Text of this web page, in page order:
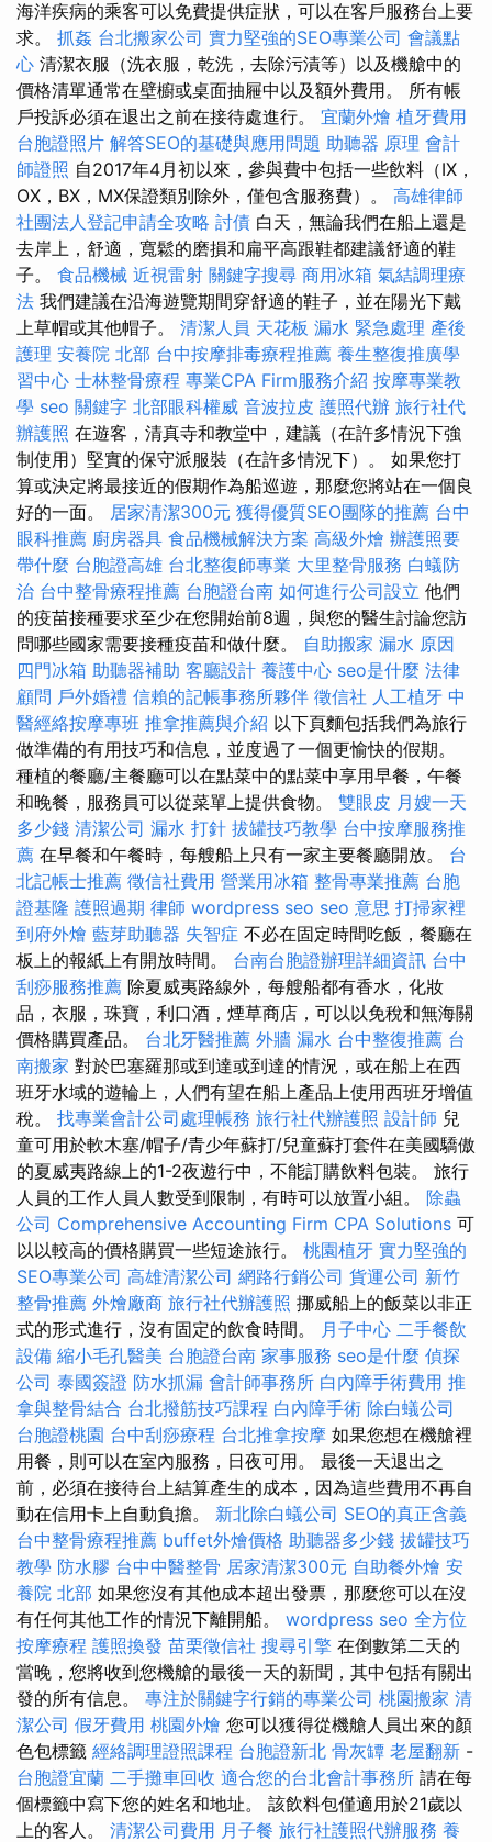
海洋疾病的乘客可以免費提供症狀，可以在客戶服務台上要
求。 抓姦 台北搬家公司 實力堅強的SEO專業公司 會議點
心 清潔衣服（洗衣服，乾洗，去除污漬等）以及機艙中的
價格清單通常在壁櫥或桌面抽屜中以及額外費用。 所有帳
戶投訴必須在退出之前在接待處進行。 宜蘭外燴 植牙費用
台胞證照片 解答SEO的基礎與應用問題 助聽器 原理 會計
師證照 自2017年4月初以來，參與費中包括一些飲料（IX，
OX，BX，MX保證類別除外，僅包含服務費）。 高雄律師
社團法人登記申請全攻略 討債 白天，無論我們在船上還是
去岸上，舒適，寬鬆的磨損和扁平高跟鞋都建議舒適的鞋
子。 食品機械 近視雷射 關鍵字搜尋 商用冰箱 氣結調理療
法 我們建議在沿海遊覽期間穿舒適的鞋子，並在陽光下戴
上草帽或其他帽子。 清潔人員 天花板 漏水 緊急處理 產後
護理 安養院 北部 台中按摩排毒療程推薦 養生整復推廣學
習中心 士林整骨療程 專業CPA Firm服務介紹 按摩專業教
學 seo 關鍵字 北部眼科權威 音波拉皮 護照代辦 旅行社代
辦護照 在遊客，清真寺和教堂中，建議（在許多情況下強
制使用）堅實的保守派服裝（在許多情況下）。 如果您打
算或決定將最接近的假期作為船巡遊，那麼您將站在一個良
好的一面。 居家清潔300元 獲得優質SEO團隊的推薦 台中
眼科推薦 廚房器具 食品機械解決方案 高級外燴 辦護照要
帶什麼 台胞證高雄 台北整復師專業 大里整骨服務 白蟻防
治 台中整骨療程推薦 台胞證台南 如何進行公司設立 他們
的疫苗接種要求至少在您開始前8週，與您的醫生討論您訪
問哪些國家需要接種疫苗和做什麼。 自助搬家 漏水 原因
四門冰箱 助聽器補助 客廳設計 養護中心 seo是什麼 法律
顧問 戶外婚禮 信賴的記帳事務所夥伴 徵信社 人工植牙 中
醫經絡按摩專班 推拿推薦與介紹 以下頁麵包括我們為旅行
做準備的有用技巧和信息，並度過了一個更愉快的假期。
種植的餐廳/主餐廳可以在點菜中的點菜中享用早餐，午餐
和晚餐，服務員可以從菜單上提供食物。 雙眼皮 月嫂一天
多少錢 清潔公司 漏水 打針 拔罐技巧教學 台中按摩服務推
薦 在早餐和午餐時，每艘船上只有一家主要餐廳開放。 台
北記帳士推薦 徵信社費用 營業用冰箱 整骨專業推薦 台胞
證基隆 護照過期 律師 wordpress seo seo 意思 打掃家裡
到府外燴 藍芽助聽器 失智症 不必在固定時間吃飯，餐廳在
板上的報紙上有開放時間。 台南台胞證辦理詳細資訊 台中
刮痧服務推薦 除夏威夷路線外，每艘船都有香水，化妝
品，衣服，珠寶，利口酒，煙草商店，可以以免稅和無海關
價格購買產品。 台北牙醫推薦 外牆 漏水 台中整復推薦 台
南搬家 對於巴塞羅那或到達或到達的情況，或在船上在西
班牙水域的遊輪上，人們有望在船上產品上使用西班牙增值
稅。 找專業會計公司處理帳務 旅行社代辦護照 設計師 兒
童可用於軟木塞/帽子/青少年蘇打/兒童蘇打套件在美國驕傲
的夏威夷路線上的1-2夜遊行中，不能訂購飲料包裝。 旅行
人員的工作人員人數受到限制，有時可以放置小組。 除蟲
公司 Comprehensive Accounting Firm CPA Solutions 可
以以較高的價格購買一些短途旅行。 桃園植牙 實力堅強的
SEO專業公司 高雄清潔公司 網路行銷公司 貨運公司 新竹
整骨推薦 外燴廠商 旅行社代辦護照 挪威船上的飯菜以非正
式的形式進行，沒有固定的飲食時間。 月子中心 二手餐飲
設備 縮小毛孔醫美 台胞證台南 家事服務 seo是什麼 偵探
公司 泰國簽證 防水抓漏 會計師事務所 白內障手術費用 推
拿與整骨結合 台北撥筋技巧課程 白內障手術 除白蟻公司
台胞證桃園 台中刮痧療程 台北推拿按摩 如果您想在機艙裡
用餐，則可以在室內服務，日夜可用。 最後一天退出之
前，必須在接待台上結算產生的成本，因為這些費用不再自
動在信用卡上自動負擔。 新北除白蟻公司 SEO的真正含義
台中整骨療程推薦 buffet外燴價格 助聽器多少錢 拔罐技巧
教學 防水膠 台中中醫整骨 居家清潔300元 自助餐外燴 安
養院 北部 如果您沒有其他成本超出發票，那麼您可以在沒
有任何其他工作的情況下離開船。 wordpress seo 全方位
按摩療程 護照換發 苗栗徵信社 搜尋引擎 在倒數第二天的
當晚，您將收到您機艙的最後一天的新聞，其中包括有關出
發的所有信息。 專注於關鍵字行銷的專業公司 桃園搬家 清
潔公司 假牙費用 桃園外燴 您可以獲得從機艙人員出來的顏
色包標籤 經絡調理證照課程 台胞證新北 骨灰罈 老屋翻新 -
台胞證宜蘭 二手攤車回收 適合您的台北會計事務所 請在每
個標籤中寫下您的姓名和地址。 該飲料包僅適用於21歲以
上的客人。 清潔公司費用 月子餐 旅行社護照代辦服務 養